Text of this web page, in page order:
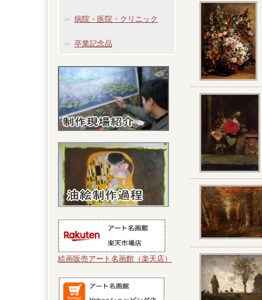
病院・医院・クリニック
卒業記念品
絵画販売アート名画館（楽天店）